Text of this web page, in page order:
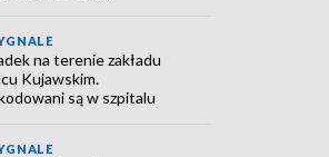
na terenie zakładu
Kujawskim.
są w szpitalu